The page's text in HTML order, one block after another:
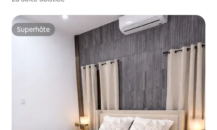
Superhôte
Superhôte